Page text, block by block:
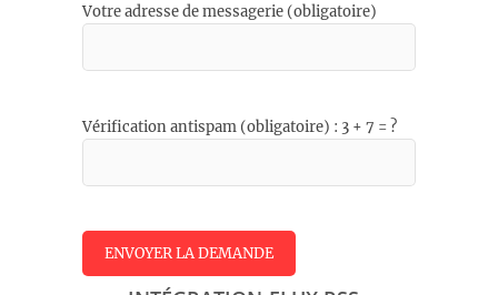
Votre adresse de messagerie (obligatoire)
Vérification antispam (obligatoire) : 3 + 7 = ?